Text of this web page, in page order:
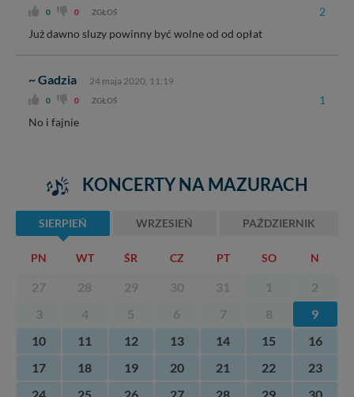
0 0 ZGŁOŚ 2
Już dawno sluzy powinny być wolne od od opłat
~ Gadzia 24 maja 2020, 11:19
0 0 ZGŁOŚ 1
No i fajnie
KONCERTY NA MAZURACH
SIERPIEŃ WRZESIEŃ PAŹDZIERNIK
PN WT ŚR CZ PT SO N
27 28 29 30 31 1
2
3
4 5 6 7 8
9
10
11 12 13 14 15
16
17
18 19 20 21 22
23